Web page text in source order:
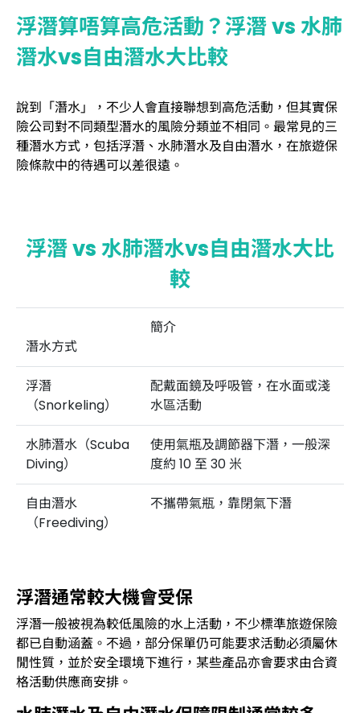
浮潛算唔算高危活動？浮潛 vs 水肺
潛水vs自由潛水大比較
說到「潛水」，不少人會直接聯想到高危活動，但其實保
險公司對不同類型潛水的風險分類並不相同。最常見的三
種潛水方式，包括浮潛、水肺潛水及自由潛水，在旅遊保
險條款中的待遇可以差很遠。
浮潛 vs 水肺潛水vs自由潛水大比
較
潛水方式
簡介
浮潛
（Snorkeling）
配戴面鏡及呼吸管，在水面或淺
水區活動
水肺潛水（Scuba
Diving）
使用氣瓶及調節器下潛，一般深
度約 10 至 30 米
自由潛水
（Freediving）
不攜帶氣瓶，靠閉氣下潛
浮潛通常較大機會受保
浮潛一般被視為較低風險的水上活動，不少標準旅遊保險
都已自動涵蓋。不過，部分保單仍可能要求活動必須屬休
閒性質，並於安全環境下進行，某些產品亦會要求由合資
格活動供應商安排。